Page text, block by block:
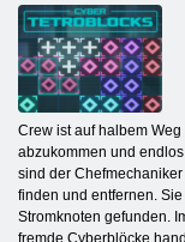
Crew ist auf halbem
abzukommen und
sind der
finden und entfernen.
Stromknoten gefunden.